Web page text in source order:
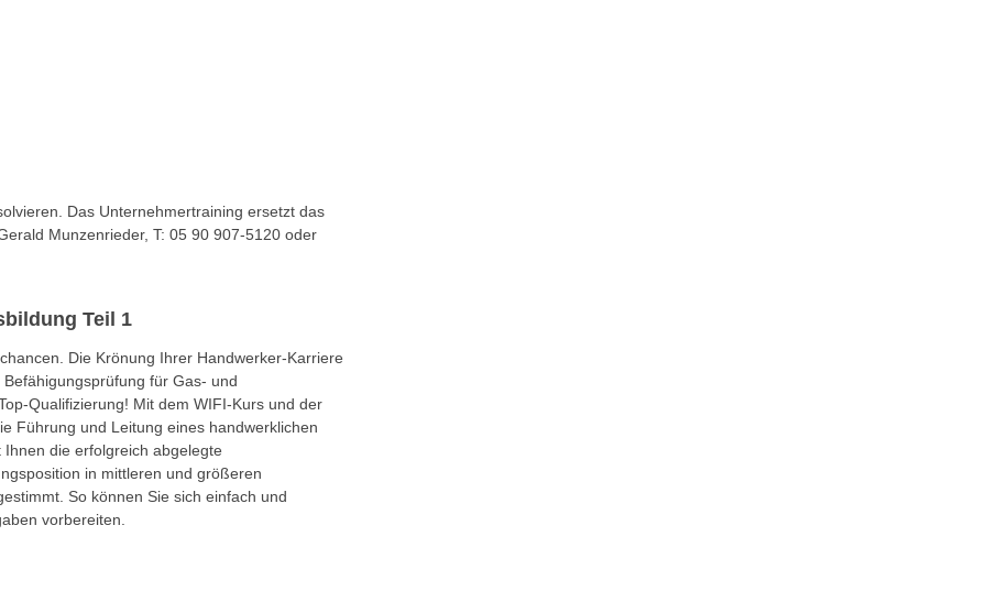
Das Unternehmertraining ersetzt das
Munzenrieder, T: 05 90 907-5120 oder
Teil 1
Die Krönung Ihrer Handwerker-Karriere
für Gas- und
Qualifizierung! Mit dem WIFI-Kurs und der
Führung und Leitung eines handwerklichen
die erfolgreich abgelegte
in mittleren und größeren
So können Sie sich einfach und
vorbereiten.